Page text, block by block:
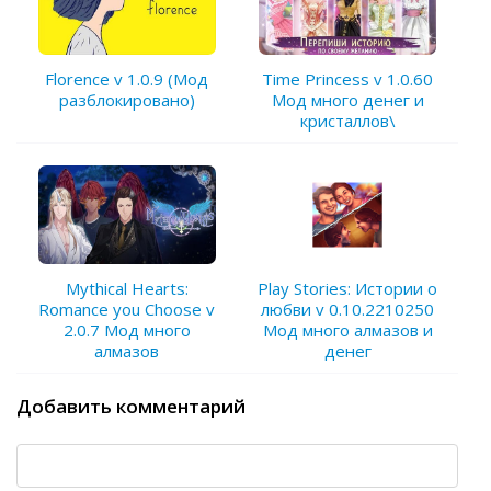
Florence v 1.0.9 (Мод
разблокировано)
Time Princess v 1.0.60
Мод много денег и
кристаллов\
Mythical Hearts:
Romance you Choose v
2.0.7 Мод много
алмазов
Play Stories: Истории о
любви v 0.10.2210250
Мод много алмазов и
денег
Добавить комментарий